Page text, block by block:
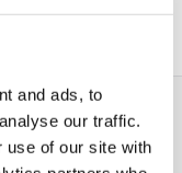
and ads, to
our traffic.
use of our site with
2
AUSWAHL IN G